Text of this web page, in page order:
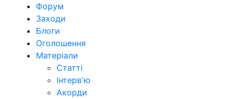
Форум
Заходи
Блоги
Оголошення
Матеріали
Статті
Інтерв'ю
Акорди